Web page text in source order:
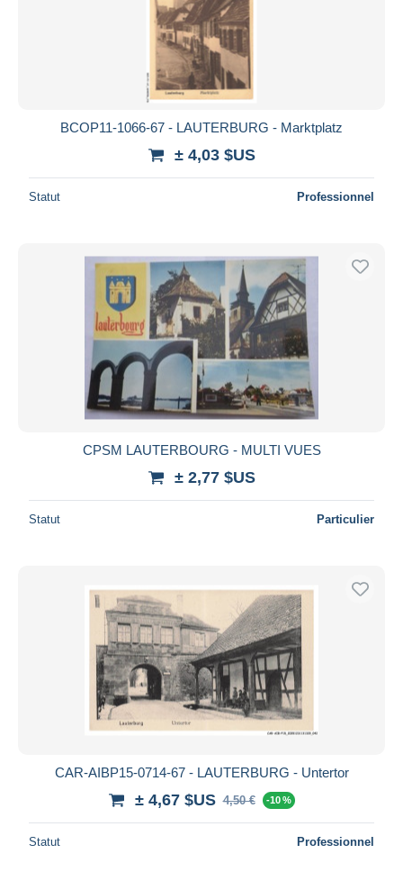
BCOP11-1066-67 - LAUTERBURG - Marktplatz
± 4,03 $US
Statut Professionnel
CPSM LAUTERBOURG - MULTI VUES
± 2,77 $US
Statut Particulier
CAR-AIBP15-0714-67 - LAUTERBURG - Untertor
± 4,67 $US 4,50 € -10 %
Statut Professionnel